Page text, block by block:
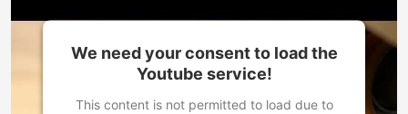
We need your consent to load the
Youtube service!
This content is not permitted to load due to